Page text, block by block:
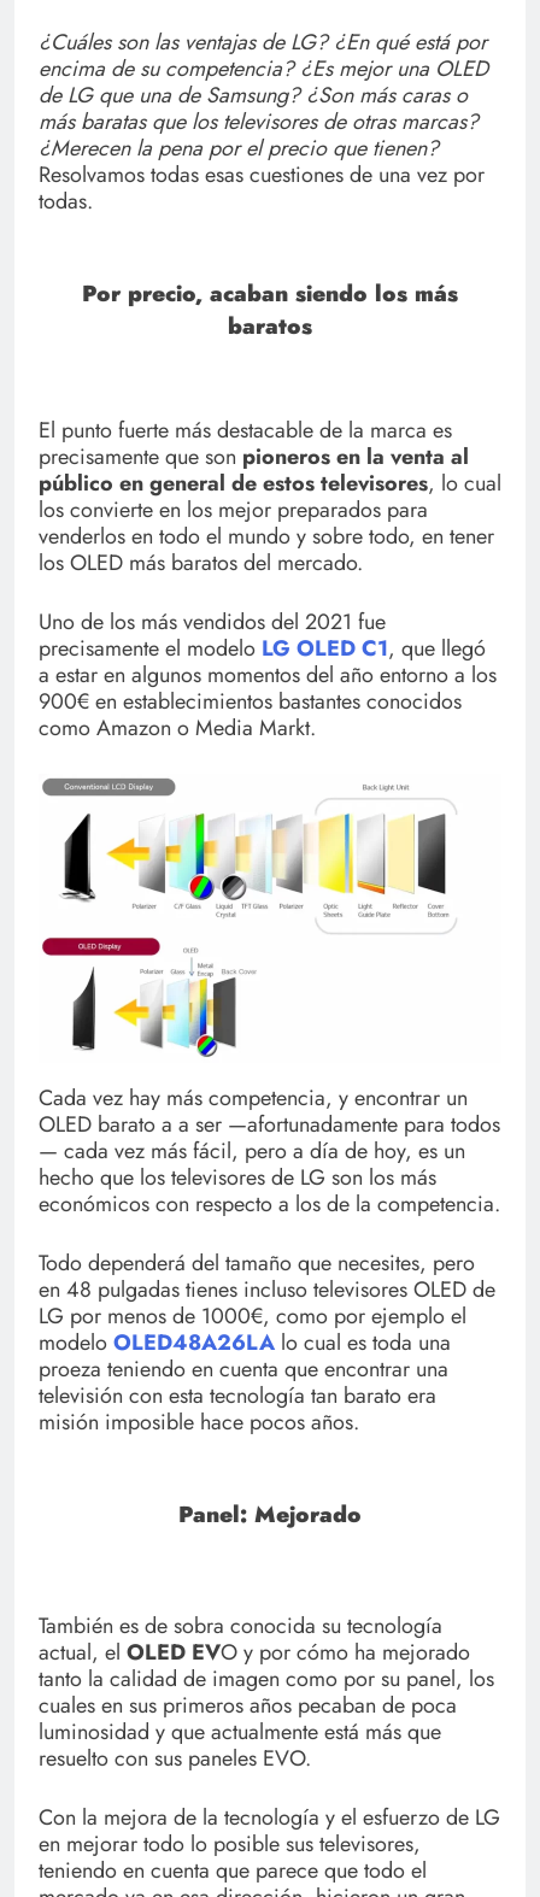
¿Cuáles son las ventajas de LG? ¿En qué está por
encima de su competencia? ¿Es mejor una OLED
de LG que una de Samsung? ¿Son más caras o
más baratas que los televisores de otras marcas?
¿Merecen la pena por el precio que tienen?
Resolvamos todas esas cuestiones de una vez por
todas.
Por precio, acaban siendo los más
baratos
El punto fuerte más destacable de la marca es
precisamente que son pioneros en la venta al
público en general de estos televisores, lo cual
los convierte en los mejor preparados para
venderlos en todo el mundo y sobre todo, en tener
los OLED más baratos del mercado.
Uno de los más vendidos del 2021 fue
precisamente el modelo LG OLED C1, que llegó
a estar en algunos momentos del año entorno a los
900€ en establecimientos bastantes conocidos
como Amazon o Media Markt.
Cada vez hay más competencia, y encontrar un
OLED barato a a ser —afortunadamente para todos
— cada vez más fácil, pero a día de hoy, es un
hecho que los televisores de LG son los más
económicos con respecto a los de la competencia.
Todo dependerá del tamaño que necesites, pero
en 48 pulgadas tienes incluso televisores OLED de
LG por menos de 1000€, como por ejemplo el
modeloOLED48A26LA lo cual es toda una
proeza teniendo en cuenta que encontrar una
televisión con esta tecnología tan barato era
misión imposible hace pocos años.
Panel: Mejorado
También es de sobra conocida su tecnología
actual, el OLED EVO y por cómo ha mejorado
tanto la calidad de imagen como por su panel, los
cuales en sus primeros años pecaban de poca
luminosidad y que actualmente está más que
resuelto con sus paneles EVO.
Con la mejora de la tecnología y el esfuerzo de LG
en mejorar todo lo posible sus televisores,
teniendo en cuenta que parece que todo el